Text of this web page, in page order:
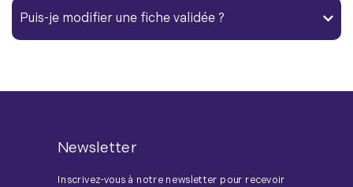
Puis-je modifier une fiche validée ?
Newsletter
Inscrivez-vous à notre newsletter pour recevoir